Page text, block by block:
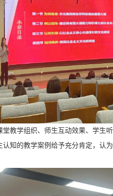
教学组织、师生互动效果、学生
知的教学案例给予充分肯定，认